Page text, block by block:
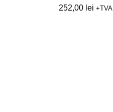
252,00 lei +TVA